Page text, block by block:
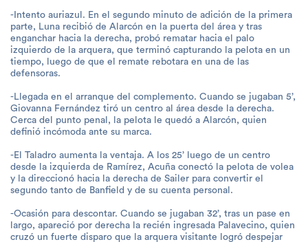
-Intento auriazul. En el segundo minuto de adición de la primera
parte, Luna recibió de Alarcón en la puerta del área y tras
enganchar hacia la derecha, probó rematar hacia el palo
izquierdo de la arquera, que terminó capturando la pelota en un
tiempo, luego de que el remate rebotara en una de las
defensoras.
-Llegada en el arranque del complemento. Cuando se jugaban 5’,
Giovanna Fernández tiró un centro al área desde la derecha.
Cerca del punto penal, la pelota le quedó a Alarcón, quien
definió incómoda ante su marca.
-El Taladro aumenta la ventaja. A los 25’ luego de un centro
desde la izquierda de Ramírez, Acuña conectó la pelota de volea
y la direccionó hacia la derecha de Sailer para convertir el
segundo tanto de Banfield y de su cuenta personal.
-Ocasión para descontar. Cuando se jugaban 32’, tras un pase en
largo, apareció por derecha la recién ingresada Palavecino, quien
cruzó un fuerte disparo que la arquera visitante logró despejar